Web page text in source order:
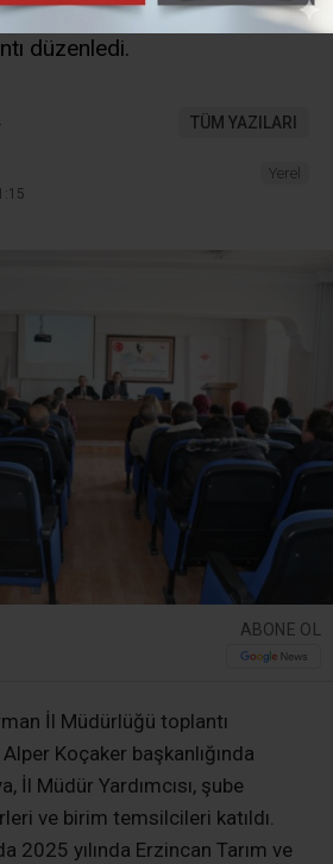
birim temsilcilerinin
düzenledi.
TÜM YAZILARI
Yerel
ABONE OL
İl Müdürlüğü toplantı
Koçaker başkanlığında
İl Müdür Yardımcısı, şube
ve birim temsilcileri katıldı.
2025 yılında Erzincan Tarım ve